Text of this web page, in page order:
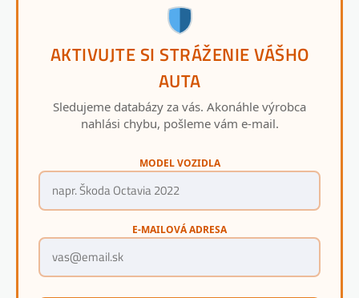
AKTIVUJTE SI STRÁŽENIE VÁŠHO
AUTA
Sledujeme databázy za vás. Akonáhle výrobca
nahlási chybu, pošleme vám e-mail.
MODEL VOZIDLA
E-MAILOVÁ ADRESA